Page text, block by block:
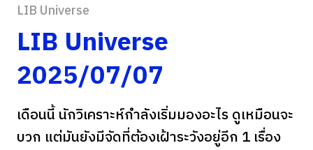
LIB Universe
LIB Universe
2025/07/07
เดือนนี้ นักวิเคราะห์กำลังเริ่มมองอะไร ดูเหมือนจะ
บวก แต่มันยังมีจัดที่ต้องเฝ้าระวังอยู่อีก 1 เรื่อง